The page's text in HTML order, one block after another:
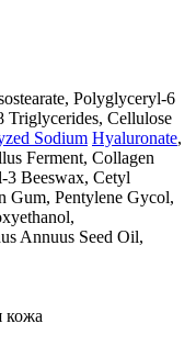
Polyglyceryl-6
Triglycerides, Cellulose
Sodium Hyaluronate,
Ferment, Collagen
3 Beeswax, Cetyl
Gum, Pentylene Gycol,
Annuus Seed Oil,
кожа